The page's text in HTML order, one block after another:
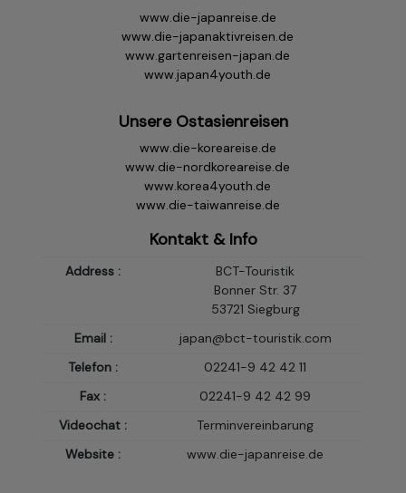
www.die-japanreise.de
www.die-japanaktivreisen.de
www.gartenreisen-japan.de
www.japan4youth.de
Unsere Ostasienreisen
www.die-koreareise.de
www.die-nordkoreareise.de
www.korea4youth.de
www.die-taiwanreise.de
Kontakt & Info
Address :
BCT-Touristik
Bonner Str. 37
53721 Siegburg
Email :
japan@bct-touristik.com
Telefon :
02241-9 42 42 11
Fax :
02241-9 42 42 99
Videochat :
Terminvereinbarung
Website :
www.die-japanreise.de